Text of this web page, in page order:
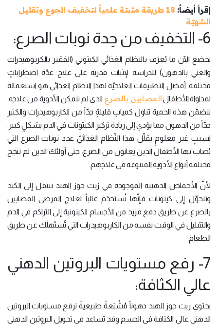
إقرأ أيضاً:
18 طريقة مثبتة علمياً لتخفيف الجوع وتقليل
الشهيّة
6- التخفيف من حِدة نوبات الصرع:
يخضع الآن ما يُعرَف بالنظام الغذائي الكيتوني (الفقير بالكربوهيدرات
والغني بالدهون) للدراسة لإثبات قدرته على علاج عدّة اضطراباتٍ
مختلفة. أفضل التطبيقات العلاجيّة لهذا النظام الغذائي هو استعماله
لمداواة الأطفالالمصابين بالصرع الذي لم تتمكن الأدوية من علاجه.
تتضمَّن هذه الحمية تناول كمياتٍ قليلةٍ جدَّاً من الكاربوهيدرات والكثير
جدَّاً من الدهون مما يؤدي إلى زيادة تركيز الكيتونات في الدم بشكلٍ كبير.
لسببٍ غير معلومٍ يقلّل هذا النّظام الغذائيّ عدد نوبات الصرع التي
يُصاب بها الأطفال الذين يعانون من الصرع، حتى أولئك الذين لم تنجح
مختلفة أنواع الأدوية المتنوعة في علاجهم.
لأنَّ الأحماض الدهنية الموجودة في زيت جوز الهند تنتقل إلى الكبد
وتتحوّل إلى كيتونات فإنَّها تُستخدَم غالباً لعلاج المرضى المصابين
بالصرع عن طريق دفع مزيد من الأجسام الكيتونية إلى التراكم في الدم
والتقليل في الوقت نفسه من الكاربوهيدرات التي تُستَهلَك عن طريق
الطعام.
7- رفع مستويات البروتين الدهني
عالي الكثافة:
يحتوي زيت جوز الهند دهوناً مُشْبَعةً طبيعيةً ترفع مستويات البروتين
الدهني عالي الكثافة في الجسم وقد تساعد في تحويل البروتين الدهني